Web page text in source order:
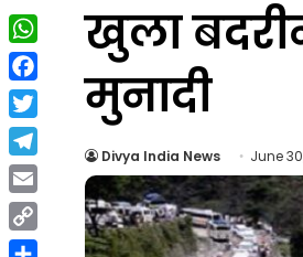
खुला
मुनादी
Divya India News June
वैश्विक
अनिश्चितताओं
के
WhatsApp
Facebook
Twitter
Telegram
Email
Copy